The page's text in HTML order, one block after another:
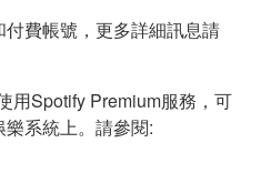
費帳號，更多詳細訊息請
用Spotify Premium服務，可
系統上。請參閱: